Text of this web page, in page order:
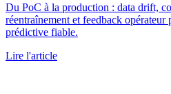
Du PoC à la production : data drift,
réentraînement et feedback opérateur
prédictive fiable.
Lire l'article